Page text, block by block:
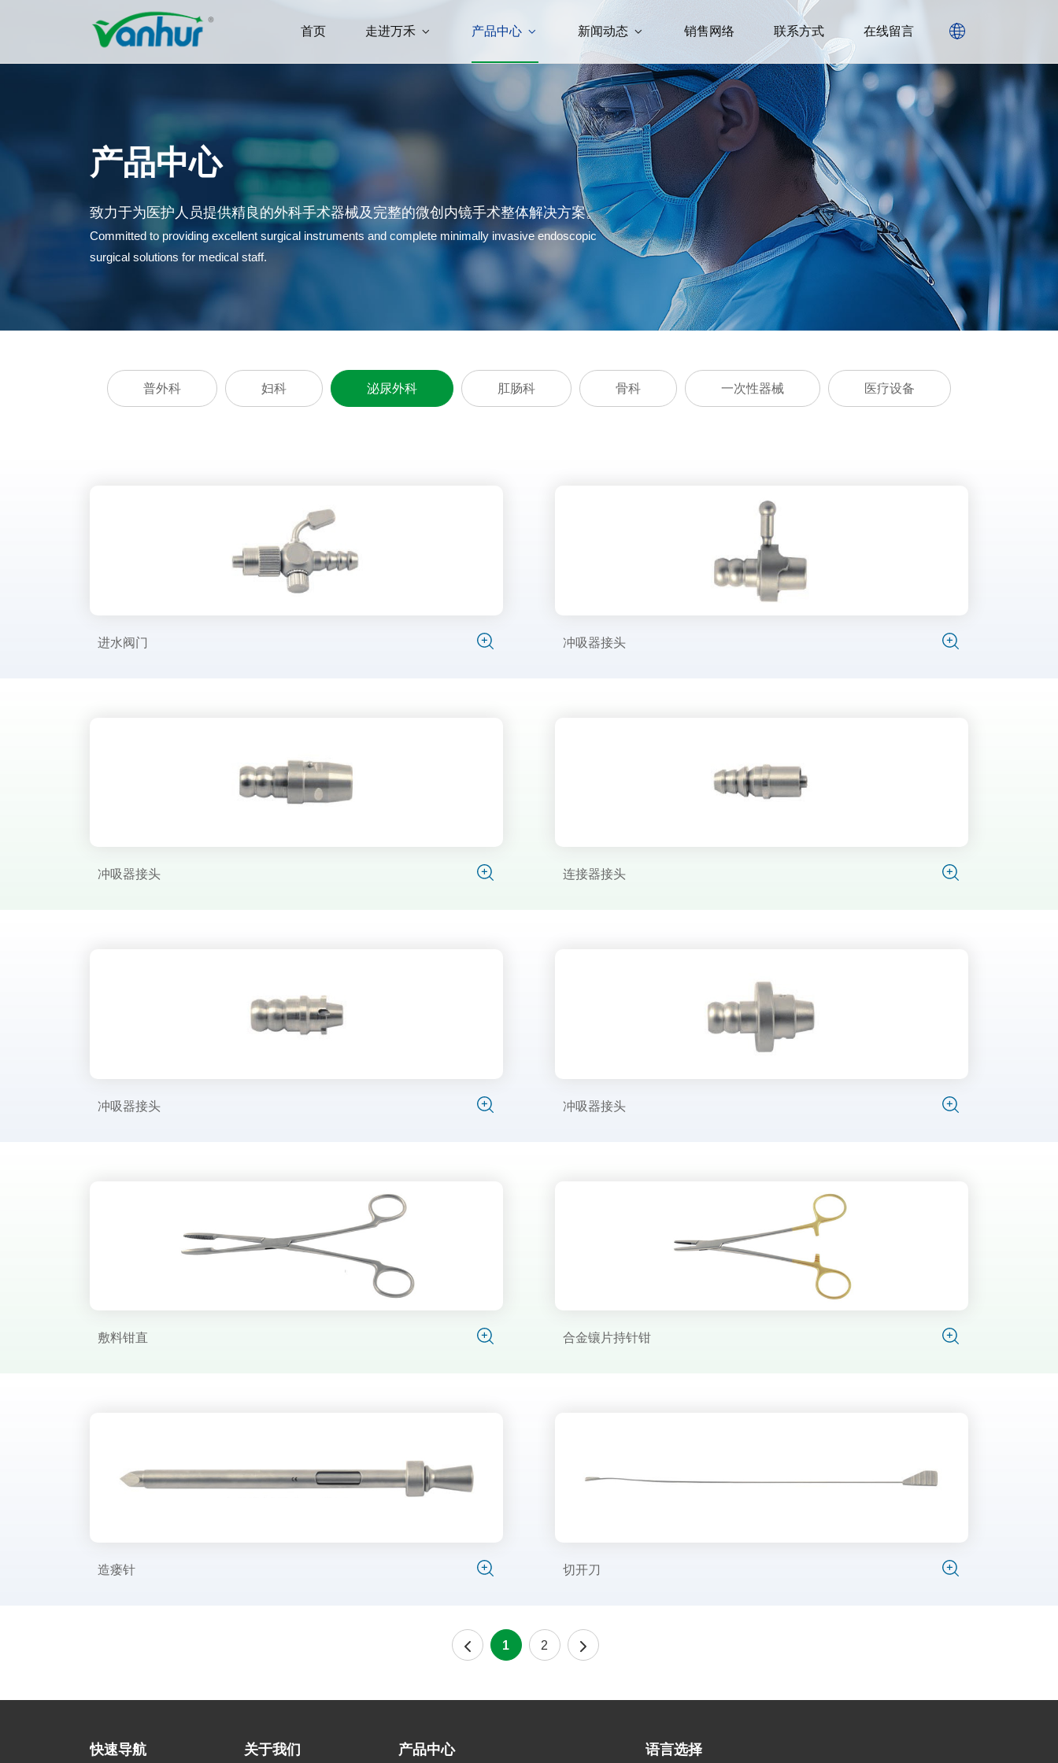
首页 走进万禾 产品中心 新闻动态 销售网络 联系方式 在线留言
产品中心
致力于为医护人员提供精良的外科手术器械及完整的微创内镜手术整体解决方案。
Committed to providing excellent surgical instruments and complete minimally invasive endoscopic
surgical solutions for medical staff.
普外科 妇科 泌尿外科 肛肠科 骨科 一次性器械 医疗设备
进水阀门 冲吸器接头
冲吸器接头 连接器接头
冲吸器接头 冲吸器接头
敷料钳直 合金镶片持针钳
造瘘针 切开刀
1 2
快速导航 关于我们 产品中心 语言选择